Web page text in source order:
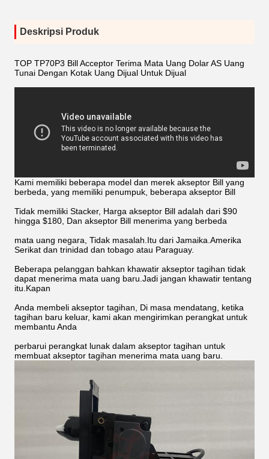
Deskripsi Produk
TOP TP70P3 Bill Acceptor Terima Mata Uang Dolar AS Uang
Tunai Dengan Kotak Uang Dijual Untuk Dijual
Kami memiliki beberapa model dan merek akseptor Bill yang
berbeda, yang memiliki penumpuk, beberapa akseptor Bill
Tidak memiliki Stacker, Harga akseptor Bill adalah dari $90
hingga $180, Dan akseptor Bill menerima yang berbeda
mata uang negara, Tidak masalah.Itu dari Jamaika.Amerika
Serikat dan trinidad dan tobago atau Paraguay.
Beberapa pelanggan bahkan khawatir akseptor tagihan tidak
dapat menerima mata uang baru.Jadi jangan khawatir tentang
itu.Kapan
Anda membeli akseptor tagihan, Di masa mendatang, ketika
tagihan baru keluar, kami akan mengirimkan perangkat untuk
membantu Anda
perbarui perangkat lunak dalam akseptor tagihan untuk
membuat akseptor tagihan menerima mata uang baru.